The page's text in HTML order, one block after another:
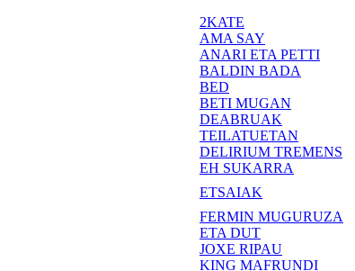
2KATE
AMA SAY
ANARI ETA PETTI
BALDIN BADA
BED
BETI MUGAN
DEABRUAK
TEILATUETAN
DELIRIUM TREMENS
EH SUKARRA
ETSAIAK
FERMIN MUGURUZA
ETA DUT
JOXE RIPAU
KING MAFRUNDI